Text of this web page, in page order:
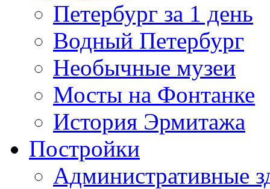
Петербург за 1 день
Водный Петербург
Необычные музеи
Мосты на Фонтанке
История Эрмитажа
Постройки
Административные